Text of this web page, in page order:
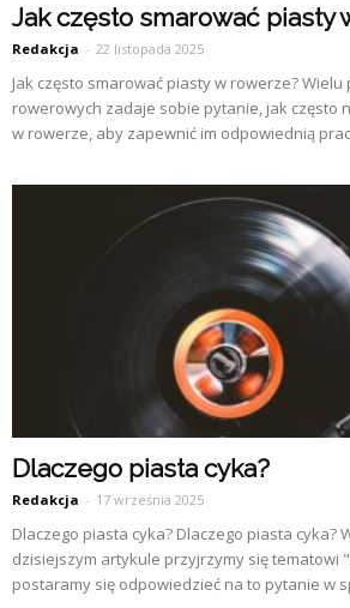
Jak często smarować piasty
Redakcja - 22 listopada 2025
Jak często smarować piasty w rowerze?
rowerowych zadaje sobie pytanie, jak często
w rowerze, aby zapewnić im odpowiednią
Dlaczego piasta cyka?
Redakcja - 17 września 2025
Dlaczego piasta cyka? Dlaczego piasta cyka?
dzisiejszym artykule przyjrzymy się tematowi
postaramy się odpowiedzieć na to pytanie w